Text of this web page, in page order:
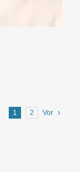
1 2 Vor